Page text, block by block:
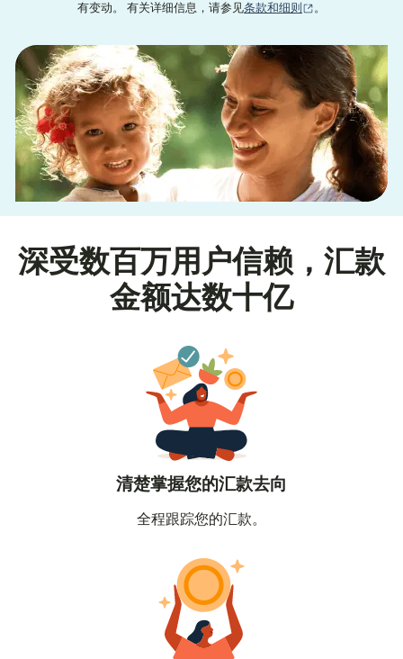
有变动。 有关详细信息，请参见条款和细则 。
深受数百万用户信赖，汇款
金额达数十亿
清楚掌握您的汇款去向
全程跟踪您的汇款。